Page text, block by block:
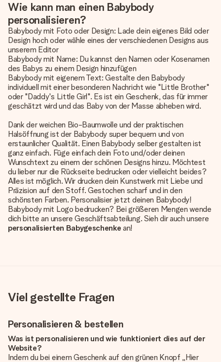
Wie kann man einen Babybody
personalisieren?
Babybody mit Foto oder Design: Lade dein eigenes Bild oder
Design hoch oder wähle eines der verschiedenen Designs aus
unserem Editor
Babybody mit Name: Du kannst den Namen oder Kosenamen
des Babys zu einem Design hinzufügen
Babybody mit eigenem Text: Gestalte den Babybody
individuell mit einer besonderen Nachricht wie "Little Brother"
oder "Daddy's Little Girl". Es ist ein Geschenk, das für immer
geschätzt wird und das Baby von der Masse abheben wird.
Dank der weichen Bio-Baumwolle und der praktischen
Halsöffnung ist der Babybody super bequem und von
erstaunlicher Qualität. Einen Babybody selber gestalten ist
ganz einfach. Füge einfach dein Foto und/oder deinen
Wunschtext zu einem der schönen Designs hinzu. Möchtest
du lieber nur die Rückseite bedrucken oder vielleicht beides?
Alles ist möglich. Wir drucken dein Kunstwerk mit Liebe und
Präzision auf den Stoff. Gestochen scharf und in den
schönsten Farben. Personalisier jetzt deinen Babybody!
Babybody mit Logo bedrucken? Bei größeren Mengen wende
dich bitte an unsere Geschäftsabteilung. Sieh dir auch unsere
personalisierten Babygeschenke an!
Viel gestellte Fragen
Personalisieren & bestellen
Was ist personalisieren und wie funktioniert dies auf der
Website?
Indem du bei einem Geschenk auf den grünen Knopf „Hier